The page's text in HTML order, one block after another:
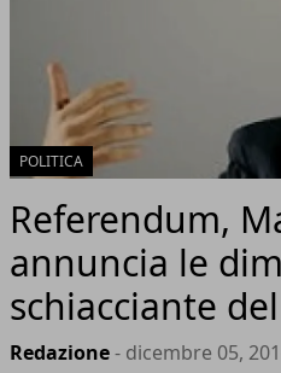
POLITICA
Referendum,
annuncia le
schiacciante
Redazione- dicembre 05,